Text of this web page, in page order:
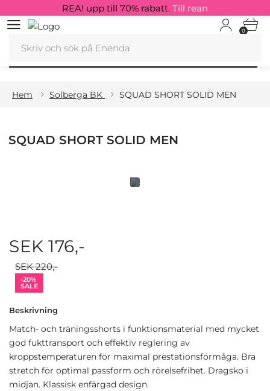
0
REA! upp till 70% rabatt. Till rean
Hem Solberga BK SQUAD SHORT SOLID MEN
SQUAD SHORT SOLID MEN
SEK 176,-
SEK 220,-
-20%
SALE
Beskrivning
Match- och träningsshorts i funktionsmaterial med mycket
god fukttransport och effektiv reglering av
kroppstemperaturen för maximal prestationsförmåga. Bra
stretch för optimal passform och rörelsefrihet. Dragsko i
midjan. Klassisk enfärgad design.